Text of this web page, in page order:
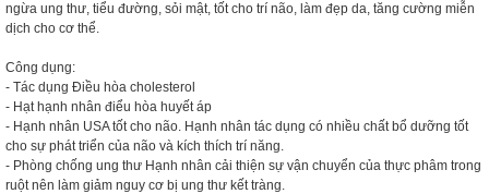
ngừa ung thư, tiểu đường, sỏi mật, tốt cho trí não, làm đẹp da, tăng cường miễn
dịch cho cơ thể.
Công dụng:
- Tác dụng Điều hòa cholesterol
- Hạt hạnh nhân điểu hòa huyết áp
- Hạnh nhân USA tốt cho não. Hạnh nhân tác dụng có nhiều chất bổ dưỡng tốt
cho sự phát triển của não và kích thích trí năng.
- Phòng chống ung thư Hạnh nhân cải thiện sự vận chuyển của thực phâm trong
ruột nên làm giảm nguy cơ bị ung thư kết tràng.